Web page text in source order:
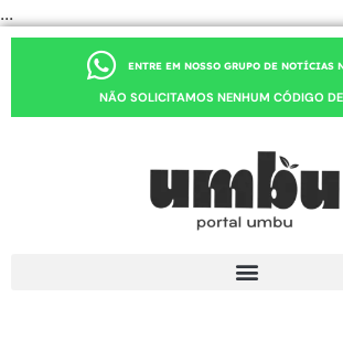
...
ENTRE EM NOSSO GRUPO DE NOTÍCIAS
NÃO SOLICITAMOS NENHUM CÓDIGO